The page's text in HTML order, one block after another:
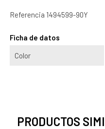
Referencia 1494599-90Y
Ficha de datos
Color
PRODUCTOS